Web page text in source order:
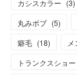
カシスカラー (3)
丸みボブ (5)
癖毛 (18)
トランクスショー